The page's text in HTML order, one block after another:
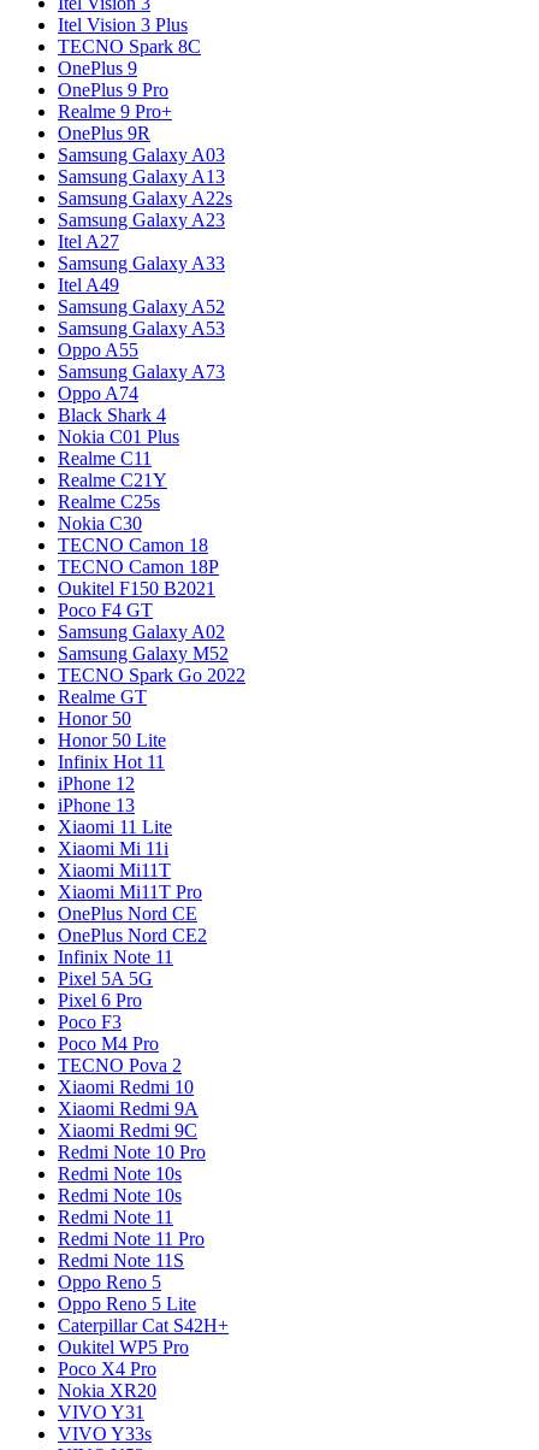
Itel Vision 3 Plus
TECNO Spark 8C
OnePlus 9
OnePlus 9 Pro
Realme 9 Pro+
OnePlus 9R
Samsung Galaxy A03
Samsung Galaxy A13
Samsung Galaxy A22s
Samsung Galaxy A23
Itel A27
Samsung Galaxy A33
Itel A49
Samsung Galaxy A52
Samsung Galaxy A53
Oppo A55
Samsung Galaxy A73
Oppo A74
Black Shark 4
Nokia C01 Plus
Realme C11
Realme C21Y
Realme C25s
Nokia C30
TECNO Camon 18
TECNO Camon 18P
Oukitel F150 B2021
Poco F4 GT
Samsung Galaxy A02
Samsung Galaxy M52
TECNO Spark Go 2022
Realme GT
Honor 50
Honor 50 Lite
Infinix Hot 11
iPhone 12
iPhone 13
Xiaomi 11 Lite
Xiaomi Mi 11i
Xiaomi Mi11T
Xiaomi Mi11T Pro
OnePlus Nord CE
OnePlus Nord CE2
Infinix Note 11
Pixel 5A 5G
Pixel 6 Pro
Poco F3
Poco M4 Pro
TECNO Pova 2
Xiaomi Redmi 10
Xiaomi Redmi 9A
Xiaomi Redmi 9C
Redmi Note 10 Pro
Redmi Note 10s
Redmi Note 10s
Redmi Note 11
Redmi Note 11 Pro
Redmi Note 11S
Oppo Reno 5
Oppo Reno 5 Lite
Caterpillar Cat S42H+
Oukitel WP5 Pro
Poco X4 Pro
Nokia XR20
VIVO Y31
VIVO Y33s